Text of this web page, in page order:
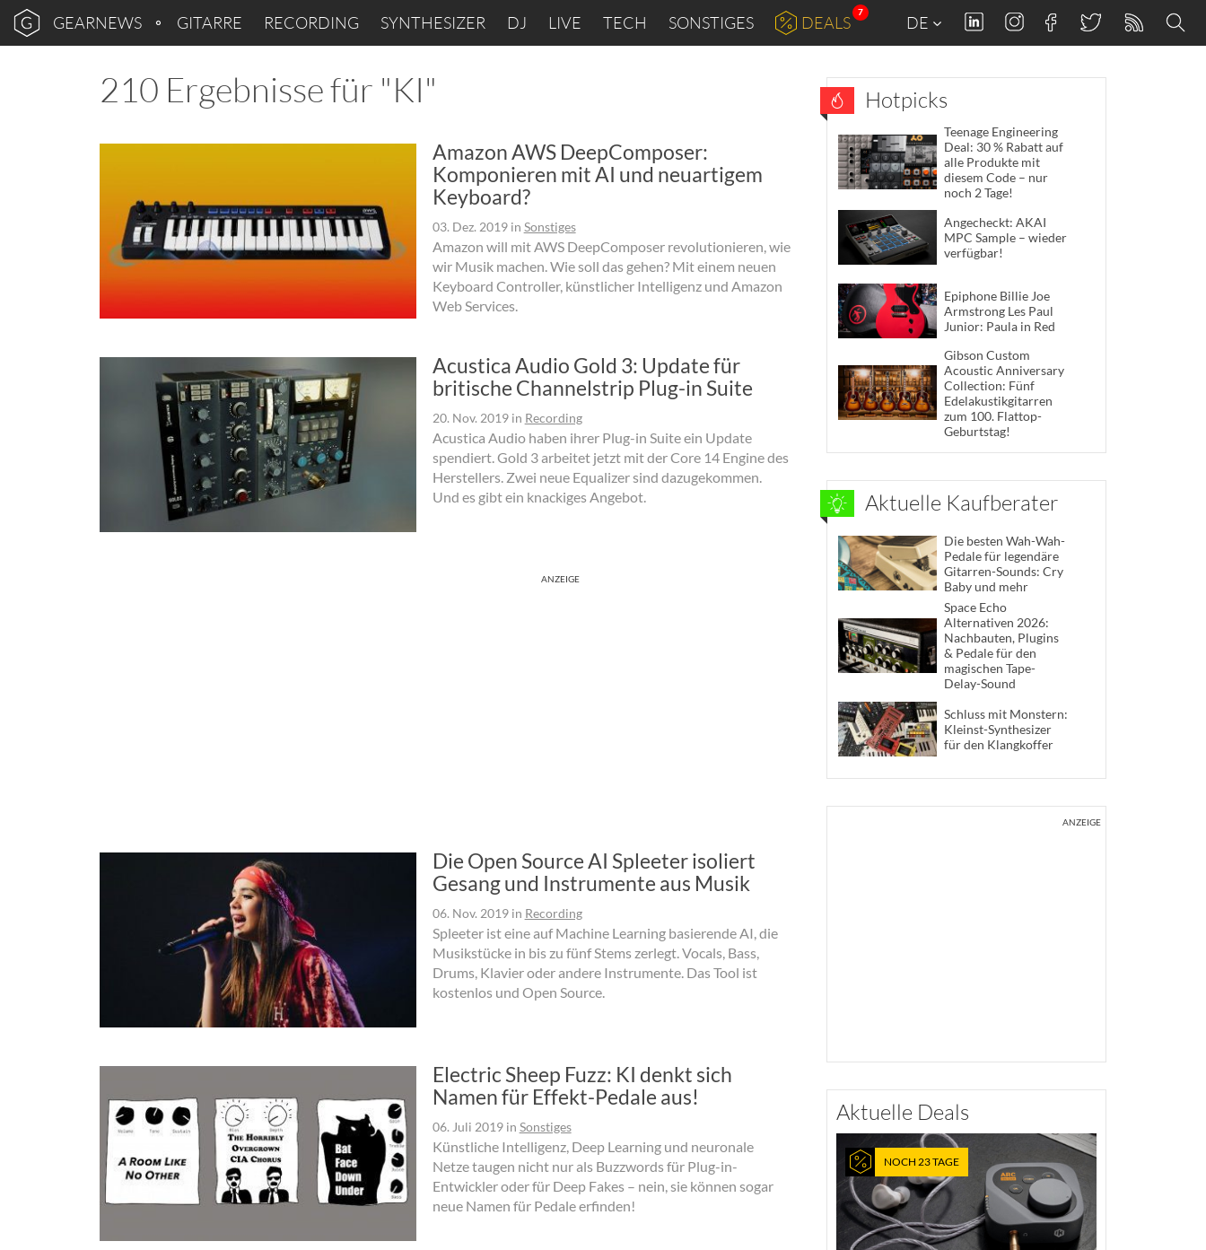
GEARNEWS GITARRE RECORDING SYNTHESIZER DJ LIVE TECH SONSTIGES DEALS
7
DE
210 Ergebnisse für "KI"
Amazon AWS DeepComposer:
Komponieren mit AI und neuartigem
Keyboard?
03. Dez. 2019in Sonstiges
Amazon will mit AWS DeepComposer revolutionieren, wie
wir Musik machen. Wie soll das gehen? Mit einem neuen
Keyboard Controller, künstlicher Intelligenz und Amazon
Web Services.
Acustica Audio Gold 3: Update für
britische Channelstrip Plug-in Suite
20. Nov. 2019in Recording
Acustica Audio haben ihrer Plug-in Suite ein Update
spendiert. Gold 3 arbeitet jetzt mit der Core 14 Engine des
Herstellers. Zwei neue Equalizer sind dazugekommen.
Und es gibt ein knackiges Angebot.
ANZEIGE
Die Open Source AI Spleeter isoliert
Gesang und Instrumente aus Musik
06. Nov. 2019in Recording
Spleeter ist eine auf Machine Learning basierende AI, die
Musikstücke in bis zu fünf Stems zerlegt. Vocals, Bass,
Drums, Klavier oder andere Instrumente. Das Tool ist
kostenlos und Open Source.
Electric Sheep Fuzz: KI denkt sich
Namen für Effekt-Pedale aus!
06. Juli 2019in Sonstiges
Künstliche Intelligenz, Deep Learning und neuronale
Netze taugen nicht nur als Buzzwords für Plug-in-
Entwickler oder für Deep Fakes – nein, sie können sogar
neue Namen für Pedale erfinden!
Hotpicks
Teenage Engineering
Deal: 30 % Rabatt auf
alle Produkte mit
diesem Code – nur
noch 2 Tage!
Angecheckt: AKAI
MPC Sample – wieder
verfügbar!
Epiphone Billie Joe
Armstrong Les Paul
Junior: Paula in Red
Gibson Custom
Acoustic Anniversary
Collection: Fünf
Edelakustikgitarren
zum 100. Flattop-
Geburtstag!
Aktuelle Kaufberater
Die besten Wah-Wah-
Pedale für legendäre
Gitarren-Sounds: Cry
Baby und mehr
Space Echo
Alternativen 2026:
Nachbauten, Plugins
& Pedale für den
magischen Tape-
Delay-Sound
Schluss mit Monstern:
Kleinst-Synthesizer
für den Klangkoffer
ANZEIGE
Aktuelle Deals
NOCH 23 TAGE